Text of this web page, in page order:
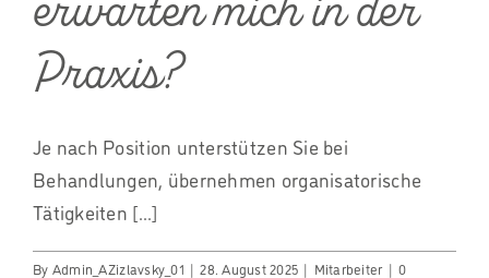
Praxis?
Je nach Position unterstützen Sie bei
Behandlungen, übernehmen organisatorische
Tätigkeiten [...]
By Admin_AZizlavsky_01 | 28. August 2025 | Mitarbeiter | 0